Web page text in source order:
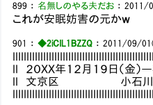
899 ： 名無しのやる夫だお ：2011/
これが安眠妨害の元かｗ
901 ：◆2iCIL1BZZQ ：2011/09/
II ２０ＸＸ年１２月１
II 文京区 小石川